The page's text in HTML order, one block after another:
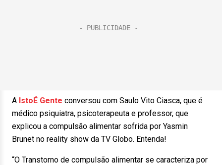
A IstoÉ Gente conversou com Saulo Vito Ciasca, que é
médico psiquiatra, psicoterapeuta e professor, que
explicou a compulsão alimentar sofrida por Yasmin
Brunet no reality show da TV Globo. Entenda!
“O Transtorno de compulsão alimentar se caracteriza por